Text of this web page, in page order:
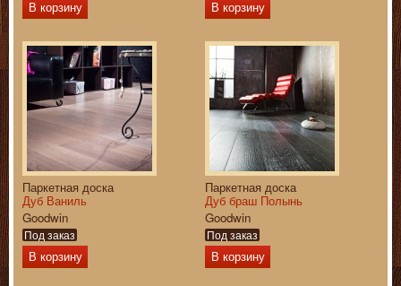
В корзину В корзину
Паркетная доска
Дуб Ваниль
Goodwin
Под заказ
В корзину
Паркетная доска
Дуб браш Полынь
Goodwin
Под заказ
В корзину